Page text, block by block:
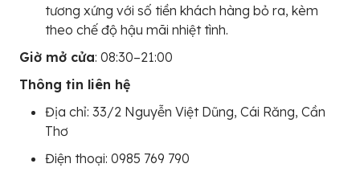
tương xứng với số tiền khách hàng bỏ ra, kèm
theo chế độ hậu mãi nhiệt tình.
Giờ mở cửa: 08:30–21:00
Thông tin liên hệ
Địa chỉ: 33/2 Nguyễn Việt Dũng, Cái Răng, Cần
Thơ
Điện thoại: 0985 769 790